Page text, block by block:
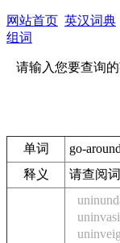
网站首页 英汉词典
组词
请输入您要查询的
单词
go-
释义
请查阅